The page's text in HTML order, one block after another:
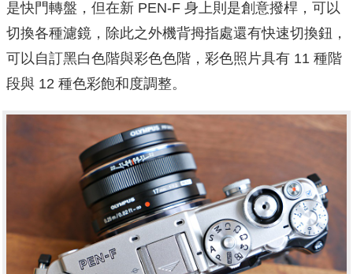
是快門轉盤，但在新 PEN-F 身上則是創意撥桿，可以
切換各種濾鏡，除此之外機背拇指處還有快速切換鈕，
可以自訂黑白色階與彩色色階，彩色照片具有 11 種階
段與 12 種色彩飽和度調整。